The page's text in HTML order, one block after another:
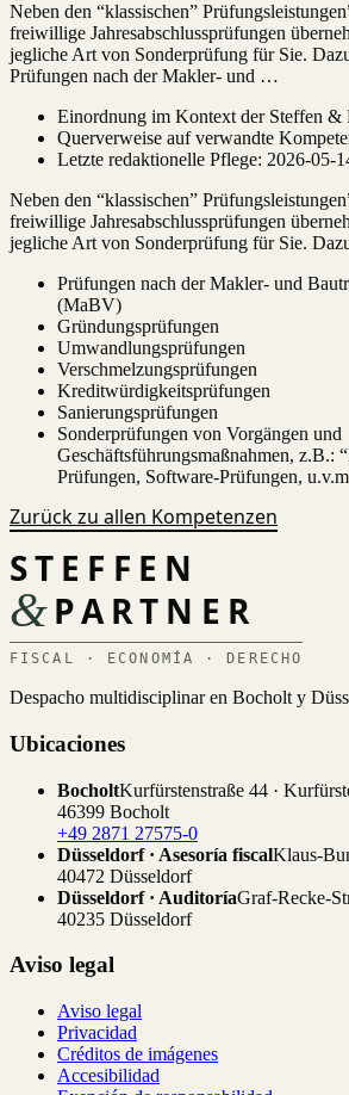
Neben den “klassischen”
freiwillige Jahresabschlussprüfungen
jegliche Art von Sonderprüfung für Sie.
Prüfungen nach der Makler- und …
Einordnung im Kontext der Steffen &
Querverweise auf verwandte
Letzte redaktionelle Pflege: 2026-05-
Neben den “klassischen”
freiwillige Jahresabschlussprüfungen
jegliche Art von Sonderprüfung für Sie.
Prüfungen nach der Makler- und
(MaBV)
Gründungsprüfungen
Umwandlungsprüfungen
Verschmelzungsprüfungen
Kreditwürdigkeitsprüfungen
Sanierungsprüfungen
Sonderprüfungen von Vorgängen und
Geschäftsführungsmaßnahmen, z.B.:
Prüfungen, Software-Prüfungen,
Zurück zu allen Kompetenzen
STEFFEN
&PARTNER
FISCAL · ECONOMÍA · DERECHO
Despacho multidisciplinar en Bocholt y
Ubicaciones
BocholtKurfürstenstraße 44 ·
46399 Bocholt
+49 2871 27575-0
Düsseldorf · Asesoría fiscalKlaus-
40472 Düsseldorf
Düsseldorf · AuditoríaGraf-Recke-
40235 Düsseldorf
Aviso legal
Aviso legal
Privacidad
Créditos de imágenes
Accesibilidad